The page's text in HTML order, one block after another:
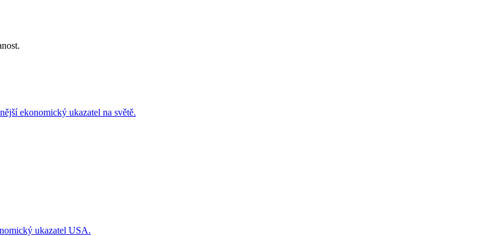
ekonomický ukazatel na světě.
ukazatel USA.